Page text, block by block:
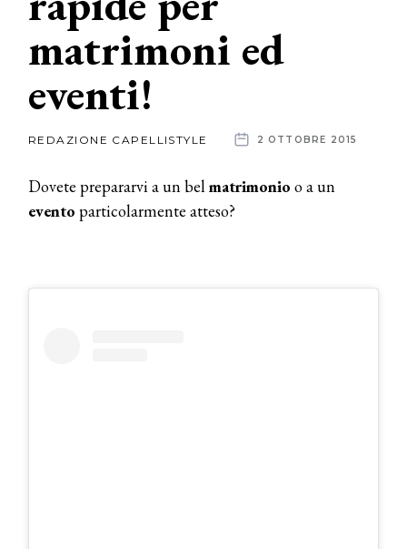
News
aziende
matrimoni ed
eventi!
REDAZIONE CAPELLISTYLE 2 OTTOBRE 2015
Dovete prepararvi a un belmatrimonio o a un
evento particolarmente atteso?